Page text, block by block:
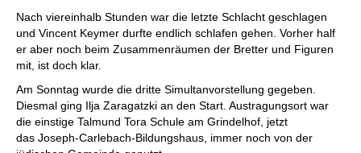
Nach viereinhalb Stunden war die letzte Schlacht geschlagen
und Vincent Keymer durfte endlich schlafen gehen. Vorher half
er aber noch beim Zusammenräumen der Bretter und Figuren
mit, ist doch klar.
Am Sonntag wurde die dritte Simultanvorstellung gegeben.
Diesmal ging Ilja Zaragatzki an den Start. Austragungsort war
die einstige Talmund Tora Schule am Grindelhof, jetzt
das Joseph-Carlebach-Bildungshaus, immer noch von der